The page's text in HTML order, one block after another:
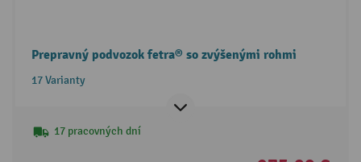
Prepravný podvozok fetra® so zvýšenými rohmi
17 Varianty
17 pracovných dní